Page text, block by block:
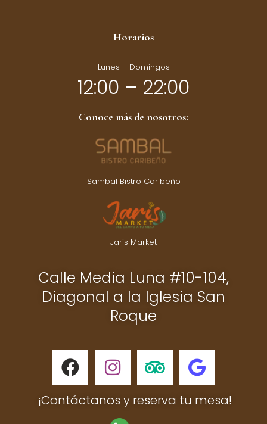
Horarios
Lunes – Domingos
12:00 – 22:00
Conoce más de nosotros:
Sambal Bistro Caribeño
Jaris Market
Calle Media Luna #10-104,
Diagonal a la Iglesia San
Roque
¡Contáctanos y reserva tu mesa!